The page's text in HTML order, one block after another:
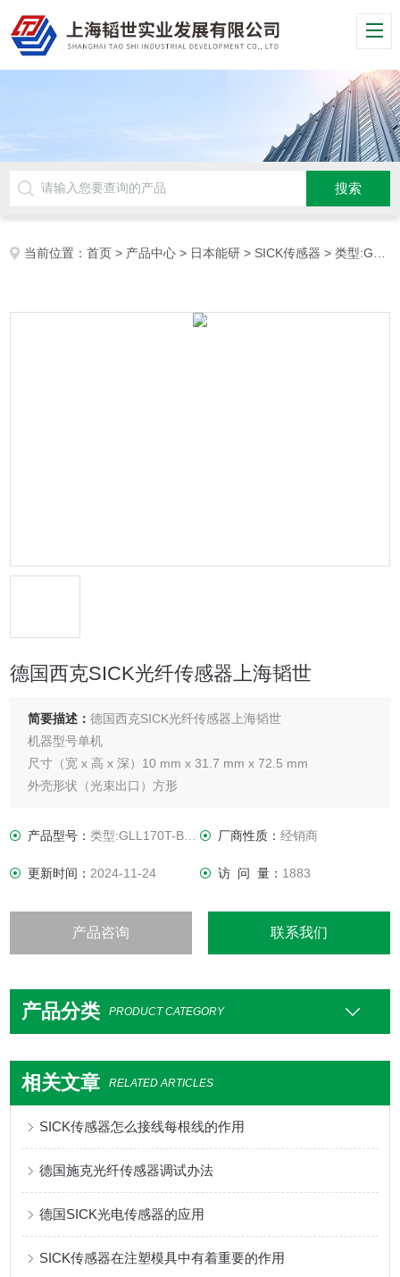
当前位置：首页 > 产品中心 > 日本能研 > SICK传感器 > 类型:GLL170T-B432德国西克SICK光纤传感器上海韬世
德国西克SICK光纤传感器上海韬世
简要描述：德国西克SICK光纤传感器上海韬世
机器型号单机
尺寸（宽 x 高 x 深）10 mm x 31.7 mm x 72.5 mm
外壳形状（光束出口）方形
0 mm ... 400 mm, 漫反射系统 1） 2）
产品型号： 类型:GLL170T-B432 厂商性质： 经销商
更新时间：2024-11-24 访 问 量： 1883
产品咨询 联系我们
产品分类 PRODUCT CATEGORY
相关文章 RELATED ARTICLES
SICK传感器怎么接线每根线的作用
德国施克光纤传感器调试办法
德国SICK光电传感器的应用
SICK传感器在注塑模具中有着重要的作用